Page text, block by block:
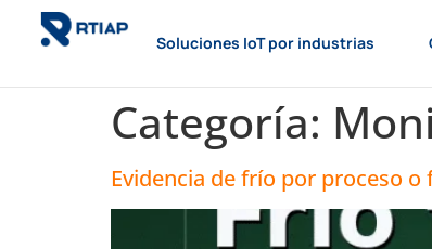
Soluciones IoT por industrias
Categoría:
Evidencia de frío por proceso